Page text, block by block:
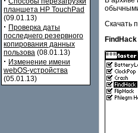
планшета HP TouchPad
(09.01.13)
· Проверка даты
последнего резервного
копирования данных
пользова (08.01.13)
· Изменение имени
webOS-устройства
(05.01.13)
Скачать
FindHack